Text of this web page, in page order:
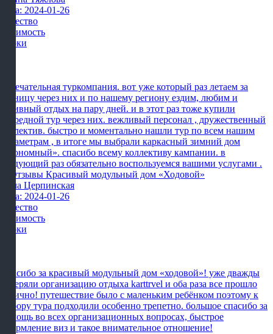
Дата: 2024-01-26
Качество
Стоимость
Сроки
Замечательная туркомпания. вот уже который раз летаем за
границу через них и по нашему региону ездим, любим и
активный отдых на пару дней. и в этот раз тоже купили
очередной тур через них. вежливый персонал , дружественный
коллектив. быстро и моментально нашли тур по всем нашим
параметрам , в итоге мы выбрали каркасный зимний дом
«экономный». спасибо всему коллективу кампании. в
следующий раз обязательно воспользуемся вашими услугами .
Алла Церпинская
Дата: 2024-01-26
Качество
Стоимость
Сроки
Спасибо за красивый модульный дом «ходовой»! уже дважды
доверяли организацию отдыха karttrvel и оба раза все прошло
отлично! путешествие было с маленьким ребёнком поэтому к
выбору тура подходили особенно трепетно. большое спасибо за
помощь во всех организационных вопросах, быстрое
оформление виз и такое внимательное отношение!